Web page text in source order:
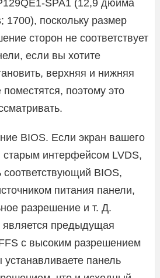
SPA1 (12,9 дюйма
1700), поскольку размер
сторон не соответствует
если вы хотите
верхняя и нижняя
поэтому это
BIOS. Если экран вашего
старым интерфейсом LVDS,
BIOS,
питания панели,
разрешение и т. Д.
предыдущая
с высоким разрешением
панель